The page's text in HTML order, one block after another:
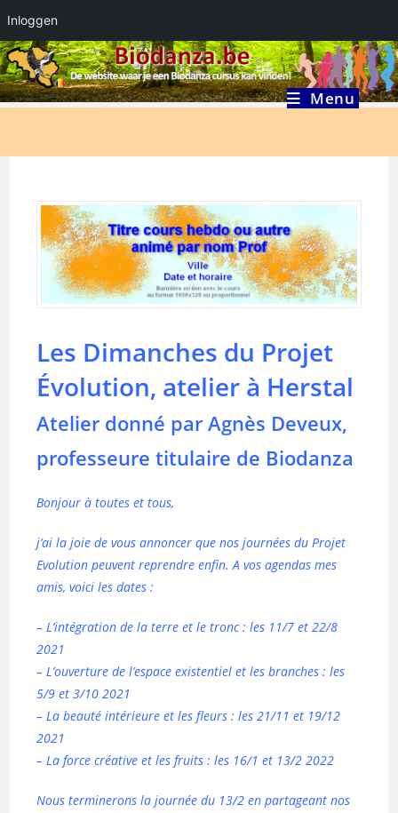
Inloggen
Ga
naar
inhoud
Menu
Les Dimanches du Projet
Évolution, atelier à Herstal
Atelier donné parAgnès Deveux,
professeure titulaire de Biodanza
Bonjour à toutes et tous,
j’ai la joie de vous annoncer que nos journées du Projet
Evolution peuvent reprendre enfin. A vos agendas mes
amis, voici les dates :
– L’intégration de la terre et le tronc : les 11/7 et 22/8
2021
– L’ouverture de l’espace existentiel et les branches : les
5/9 et 3/10 2021
– La beauté intérieure et les fleurs : les 21/11 et 19/12
2021
– La force créative et les fruits : les 16/1 et 13/2 2022
Nous terminerons la journée du 13/2 en partageant nos